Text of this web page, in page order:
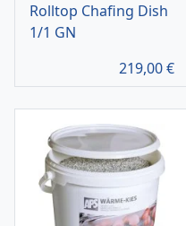
Rolltop Chafing Dish
1/1 GN
219,00€